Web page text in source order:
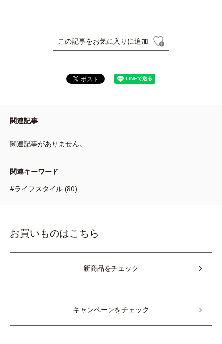
この記事をお気に入りに追加
関連記事
関連記事がありません。
関連キーワード
#ライフスタイル (80)
お買いものはこちら
新商品をチェック
キャンペーンをチェック